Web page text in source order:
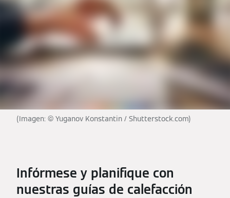
(Imagen: © Yuganov Konstantin / Shutterstock.com)
Infórmese y planifique con
nuestras guías de calefacción